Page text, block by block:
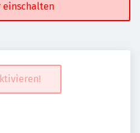
einschalten